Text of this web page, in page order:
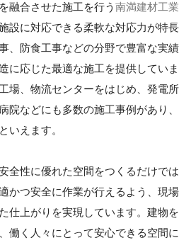
融合させた施工を行う南満建材工業
設に対応できる柔軟な対応力が特長
、防食工事などの分野で豊富な実績
に応じた最適な施工を提供していま
場、物流センターをはじめ、発電所
院などにも多数の施工事例があり、
いえます。
全性に優れた空間をつくるだけでは
かつ安全に作業が行えるよう、現場
仕上がりを実現しています。建物を
働く人々にとって安心できる空間に